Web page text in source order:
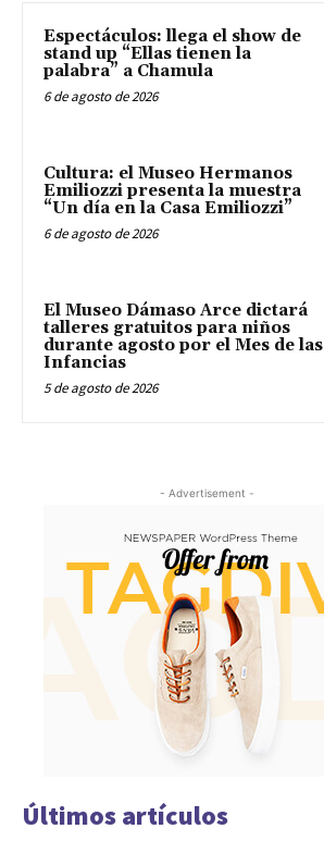
Espectáculos: llega el show de
stand up “Ellas tienen la
palabra” a Chamula
6 de agosto de 2026
Cultura: el Museo Hermanos
Emiliozzi presenta la muestra
“Un día en la Casa Emiliozzi”
6 de agosto de 2026
El Museo Dámaso Arce dictará
talleres gratuitos para niños
durante agosto por el Mes de las
Infancias
5 de agosto de 2026
- Advertisement -
Últimos artículos